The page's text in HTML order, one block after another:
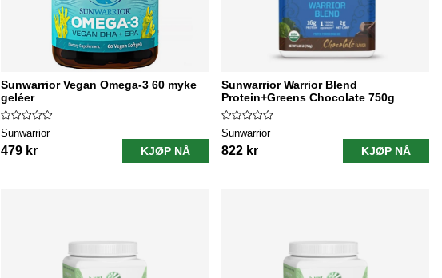
Sunwarrior Vegan Omega-3 60 myke
geléer
Sunwarrior
479 kr KJØP NÅ
Sunwarrior Warrior Blend
Protein+Greens Chocolate 750g
Sunwarrior
822 kr KJØP NÅ